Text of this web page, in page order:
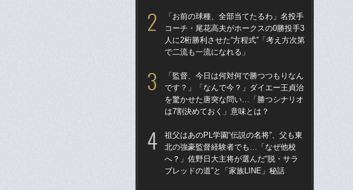
「お前の球種、全部当てたるわ」名投手
コーチ・尾花高夫がホークスの0勝投手3
人に2桁勝利させた“方程式”「考え方次第
で二流も一流になれる」
「監督、今日は何対何で勝つつもりなん
です？」「なんで今？」ダイエー王貞治
を驚かせた唐突な問い…「勝つシナリオ
は7割決めておく」意味とは？
祖父はあのPL学園“伝説の名将”、父も東
北の強豪監督経験者でも…「なぜ他校
へ？」佐野日大主将が選んだ“脱・サラ
ブレッドの道”と「家族LINE」秘話